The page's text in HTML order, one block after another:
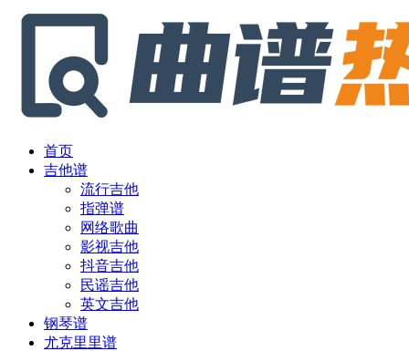
首页
吉他谱
流行吉他
指弹谱
网络歌曲
影视吉他
抖音吉他
民谣吉他
英文吉他
钢琴谱
尤克里里谱